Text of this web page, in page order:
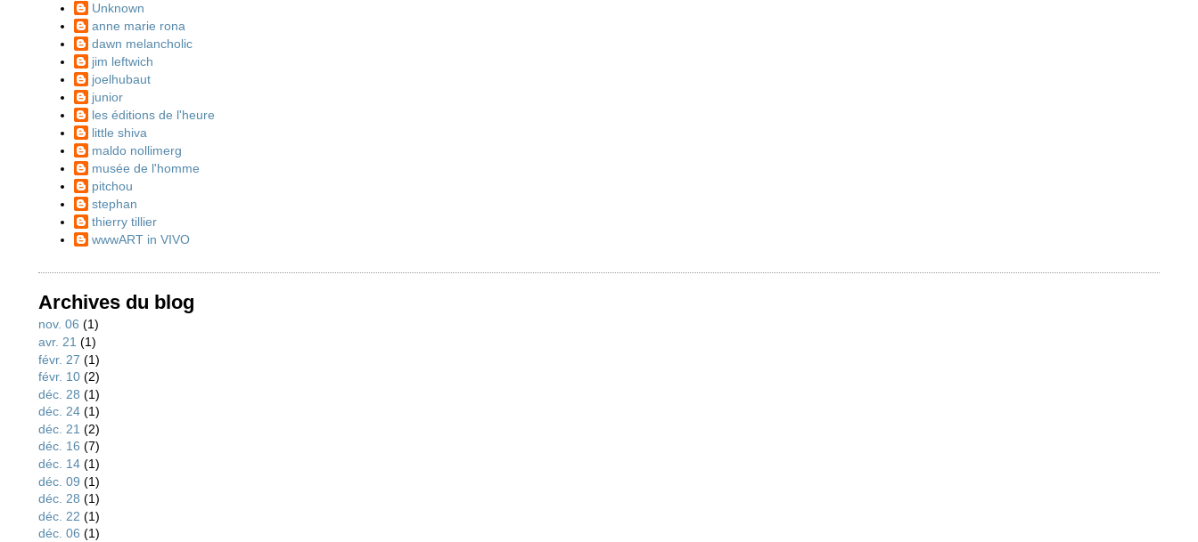
Unknown
anne marie rona
dawn melancholic
jim leftwich
joelhubaut
junior
les éditions de l'heure
little shiva
maldo nollimerg
musée de l'homme
pitchou
stephan
thierry tillier
wwwART in VIVO
Archives du blog
nov. 06 (1)
avr. 21 (1)
févr. 27 (1)
févr. 10 (2)
déc. 28 (1)
déc. 24 (1)
déc. 21 (2)
déc. 16 (7)
déc. 14 (1)
déc. 09 (1)
déc. 28 (1)
déc. 22 (1)
déc. 06 (1)